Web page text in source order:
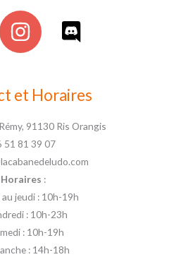
et Horaires
91130 Ris Orangis
51 81 39 07
Horaires :
au jeudi : 10h-19h
: 10h-23h
: 10h-19h
: 14h-18h